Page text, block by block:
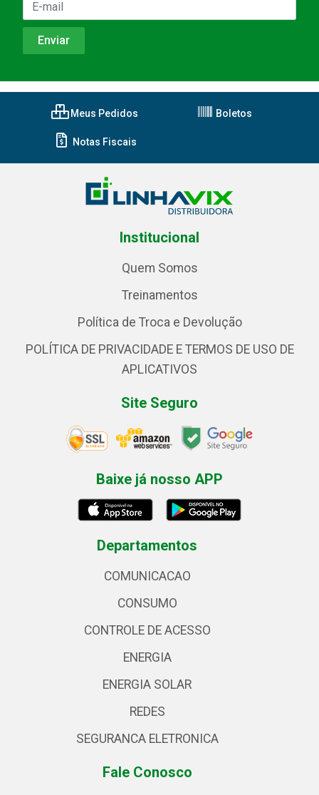
Meus Pedidos Boletos
Notas Fiscais
Institucional
Quem Somos
Treinamentos
Política de Troca e Devolução
POLÍTICA DE PRIVACIDADE E TERMOS DE USO DE
APLICATIVOS
Site Seguro
Baixe já nosso APP
Departamentos
COMUNICACAO
CONSUMO
CONTROLE DE ACESSO
ENERGIA
ENERGIA SOLAR
REDES
SEGURANCA ELETRONICA
Fale Conosco